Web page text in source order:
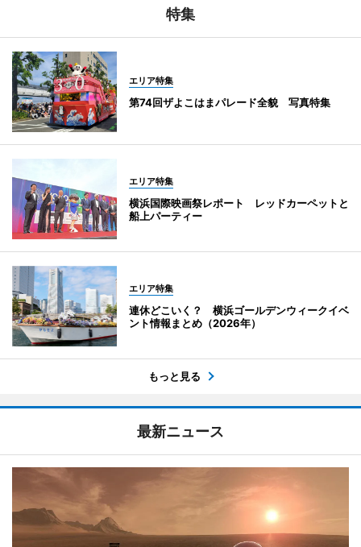
特集
エリア特集
第74回ザよこはまパレード全貌 写真特集
エリア特集
横浜国際映画祭レポート レッドカーペットと
船上パーティー
エリア特集
連休どこいく？ 横浜ゴールデンウィークイベ
ント情報まとめ（2026年）
もっと見る
最新ニュース